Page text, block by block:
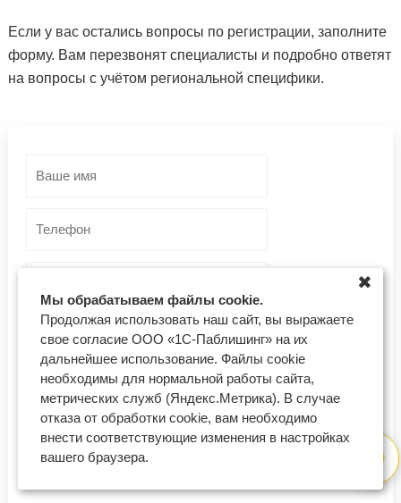
Если у вас остались вопросы по регистрации, заполните
форму. Вам перезвонят специалисты и подробно ответят
на вопросы с учётом региональной специфики.
– Ваш город –
Отправить заявку
Согласен на обработку моих персональных данных
Если у Вас возникли проблемы с оставлением заявки, напишите нам,
Мы обрабатываем файлы cookie.
Продолжая использовать наш сайт, вы выражаете
свое согласие ООО «1С-Паблишинг» на их
дальнейшее использование. Файлы cookie
необходимы для нормальной работы сайта,
метрических служб (Яндекс.Метрика). В случае
отказа от обработки cookie, вам необходимо
внести соответствующие изменения в настройках
вашего браузера.
✖